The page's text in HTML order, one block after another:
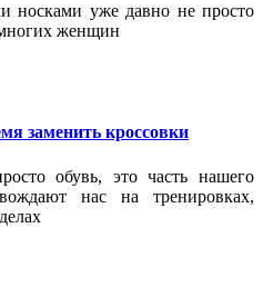
носками уже давно не просто
женщин
заменить кроссовки
обувь, это часть нашего
нас на тренировках,